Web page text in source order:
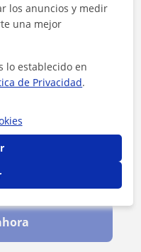
los anuncios y medir
una mejor
lo establecido en
de Privacidad.